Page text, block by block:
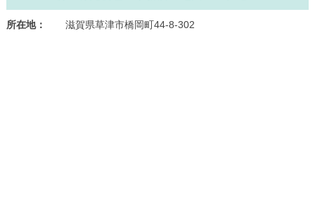
所在地： 滋賀県草津市橋岡町44-8-302